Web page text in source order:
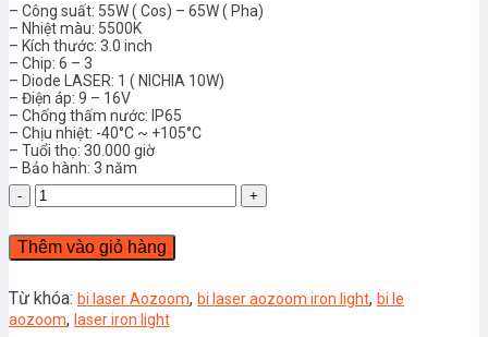
– Công suất: 55W ( Cos) – 65W ( Pha)
– Nhiệt màu: 5500K
– Kích thước: 3.0 inch
– Chip: 6 – 3
– Diode LASER: 1 ( NICHIA 10W)
– Điện áp: 9 – 16V
– Chống thấm nước: IP65
– Chịu nhiệt: -40°C ~ +105°C
– Tuổi thọ: 30.000 giờ
– Bảo hành: 3 năm
Bi
Laser
Aozoom
IRON
số
lượng
Thêm vào giỏ hàng
Từ khóa: bi laser Aozoom, bi laser aozoom iron light, bi le
aozoom, laser iron light